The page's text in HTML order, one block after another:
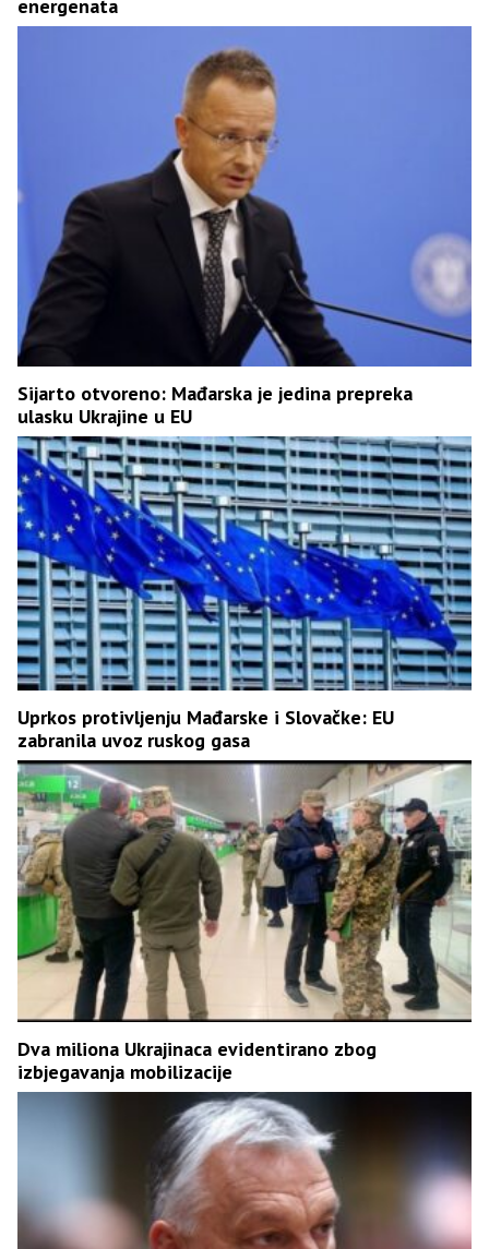
energenata
Sijarto otvoreno: Mađarska je jedina prepreka
ulasku Ukrajine u EU
Uprkos protivljenju Mađarske i Slovačke: EU
zabranila uvoz ruskog gasa
Dva miliona Ukrajinaca evidentirano zbog
izbjegavanja mobilizacije